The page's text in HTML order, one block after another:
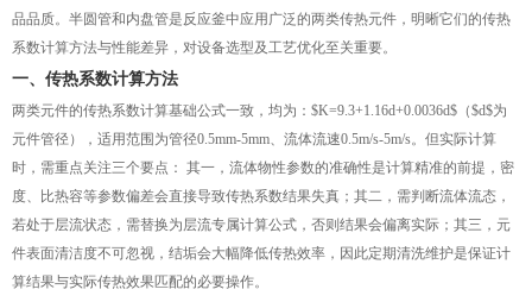
品品质。半圆管和内盘管是反应釜中应用广泛的两类传热元件，明晰它们的传热
系数计算方法与性能差异，对设备选型及工艺优化至关重要。
一、传热系数计算方法
两类元件的传热系数计算基础公式一致，均为：$K=9.3+1.16d+0.0036d$（$d$为
元件管径），适用范围为管径0.5mm-5mm、流体流速0.5m/s-5m/s。但实际计算
时，需重点关注三个要点： 其一，流体物性参数的准确性是计算精准的前提，密
度、比热容等参数偏差会直接导致传热系数结果失真；其二，需判断流体流态，
若处于层流状态，需替换为层流专属计算公式，否则结果会偏离实际；其三，元
件表面清洁度不可忽视，结垢会大幅降低传热效率，因此定期清洗维护是保证计
算结果与实际传热效果匹配的必要操作。